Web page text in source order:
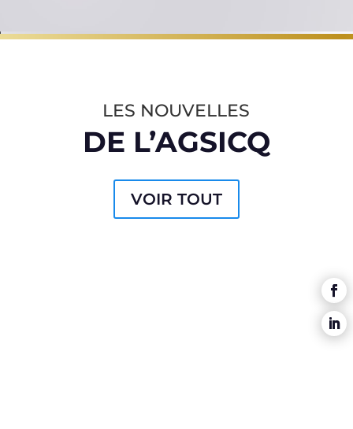
LES NOUVELLES
DE L’AGSICQ
VOIR TOUT